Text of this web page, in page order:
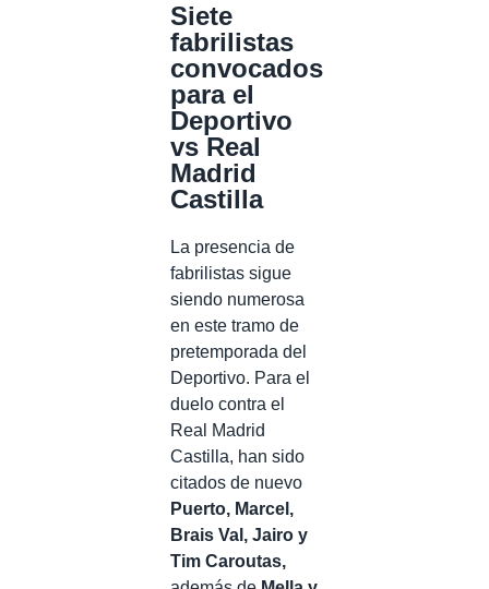
Siete
fabrilistas
convocados
para el
Deportivo
vs Real
Madrid
Castilla
La presencia de
fabrilistas sigue
siendo numerosa
en este tramo de
pretemporada del
Deportivo. Para el
duelo contra el
Real Madrid
Castilla, han sido
citados de nuevo
Puerto, Marcel,
Brais Val, Jairo y
Tim Caroutas,